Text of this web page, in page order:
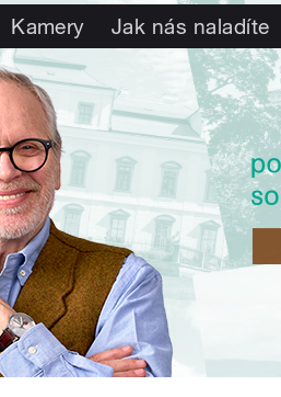
Kamery Jak nás naladíte